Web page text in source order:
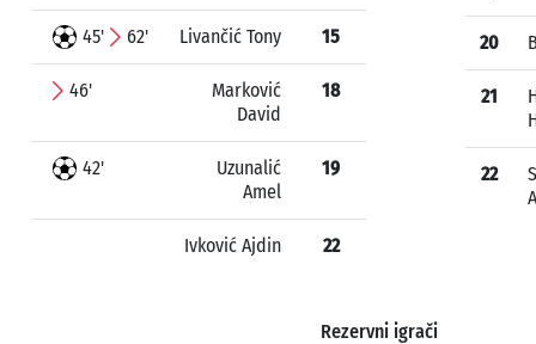
45' 62' Livančić Tony 15
46'
Marković
David
18
42'
Uzunalić
Amel
19
Ivković Ajdin 22
20
21
22
Rezervni igrači